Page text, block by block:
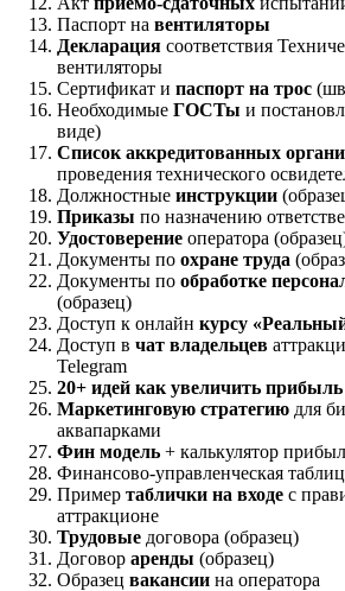
Паспорт на вентиляторы
Декларация соответствия
вентиляторы
Сертификат и паспорт на трос
Необходимые ГОСТы и
виде)
Список аккредитованных
проведения технического
Должностные инструкции
Приказы по назначению
Удостоверение оператора
Документы по охране труда
Документы по обработке
(образец)
Доступ к онлайн курсу
Доступ в чат владельцев
Telegram
20+ идей как увеличить прибыль
Маркетинговую стратегию для
аквапарками
Фин модель + калькулятор
Финансово-управленческая
Пример таблички на входе с
аттракционе
Трудовые договора (образец)
Договор аренды (образец)
Образец вакансии на оператора